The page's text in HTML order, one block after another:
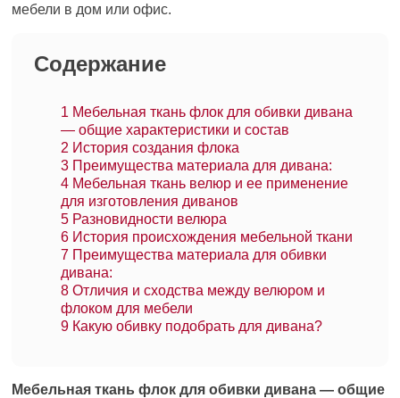
мебели в дом или офис.
Содержание
1 Мебельная ткань флок для обивки дивана
— общие характеристики и состав
2 История создания флока
3 Преимущества материала для дивана:
4 Мебельная ткань велюр и ее применение
для изготовления диванов
5 Разновидности велюра
6 История происхождения мебельной ткани
7 Преимущества материала для обивки
дивана:
8 Отличия и сходства между велюром и
флоком для мебели
9 Какую обивку подобрать для дивана?
Мебельная ткань флок для обивки дивана — общие